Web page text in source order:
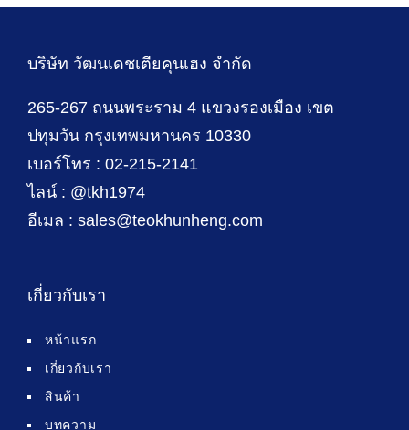
บริษัท วัฒนเดชเตียคุนเฮง จำกัด
265-267 ถนนพระราม 4 แขวงรองเมือง เขต
ปทุมวัน กรุงเทพมหานคร 10330
เบอร์โทร : 02-215-2141
ไลน์ : @tkh1974
อีเมล : sales@teokhunheng.com
เกี่ยวกับเรา
หน้าแรก
เกี่ยวกับเรา
สินค้า
บทความ